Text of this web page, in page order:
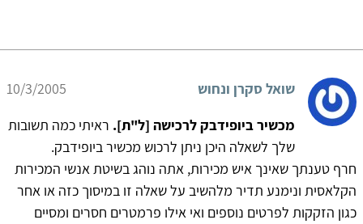
שואל סקרן ונחוש
10/3/2005
מכשיר ביופידבק לרכישה [ל"ת]. ראיתי כמה תשובות
שלך לשאלה היכן ניתן לרכוש מכשיר ביופידבק.
חרף טענתך שאינך איש מכירות, אתה נוהג בשיטת אנשי המכירות
הקלאסית ונימנע תדיר מלהשיב על שאלה זו במיסוך כזה או אחר
כגון הזקקות לפרטים נוספים ואי אילו פרמטרים חסרים ומסיים